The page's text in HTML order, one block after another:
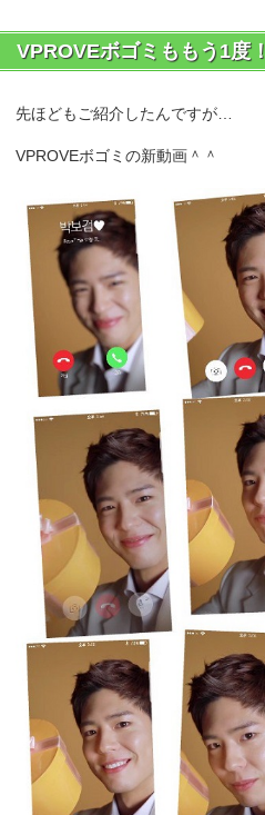
VPROVEボゴミももう1度！
先ほどもご紹介したんですが…
VPROVEボゴミの新動画＾＾